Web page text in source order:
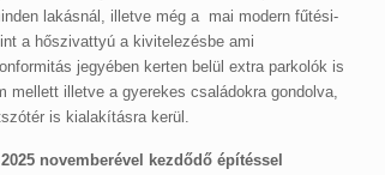
lakásnál, illetve még a mai modern fűtési-
a hőszivattyú a kivitelezésbe ami
jegyében kerten belül extra parkolók is
mellett illetve a gyerekes családokra gondolva,
is kialakításra kerül.
novemberével kezdődő építéssel